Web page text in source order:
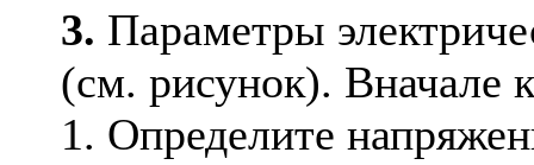
3. Параметры
(см. рисунок). Вначале
1. Определите